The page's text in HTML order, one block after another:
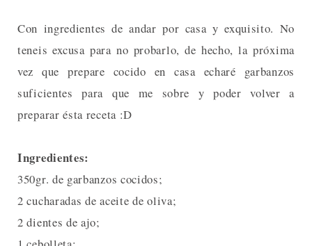
Con ingredientes de andar por casa y exquisito. No
teneis excusa para no probarlo, de hecho, la próxima
vez que prepare cocido en casa echaré garbanzos
suficientes para que me sobre y poder volver a
preparar ésta receta :D
Ingredientes:
350gr. de garbanzos cocidos;
2 cucharadas de aceite de oliva;
2 dientes de ajo;